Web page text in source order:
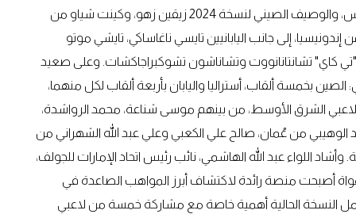
والمحيط الهادئ للجولف. ويبرز من بينهم الأسترالي هاري تاكيس، والوصيف الصيني لنسخة 2024 زيقين زهو، وكينت شياو من
إلى جانب اليابانيين تايسي ناغاساكي، تايشي موتو
"تي كاي" تشانتانانووت وتشاناشون تشوكبراجاكشات. وعلى صعيد
بخمسة ألقاب، أستراليا واليابان بأربعة ألقاب لكل منهما،
الشرق الأوسط، من بينهم موسى شناعة، محمد الرواشدة،
من عُمان، صالح علي الكعبي وعلي عبد الله الشهراني من
اللواء عبد الله الهاشمي، نائب رئيس اتحاد الإمارات للجولف،
أصبحت منصة رائدة لاكتشاف أبرز المواهب الصاعدة في
النسخة الحالية أهمية خاصة مع مشاركة خمسة من لاعبي